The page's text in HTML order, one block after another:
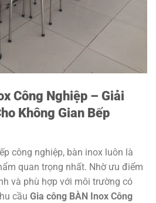
Công Nghiệp – Giải
Không Gian Bếp
công nghiệp, bàn inox luôn là
quan trọng nhất. Nhờ ưu điểm
và phù hợp với môi trường có
cầu Gia công BÀN Inox Công